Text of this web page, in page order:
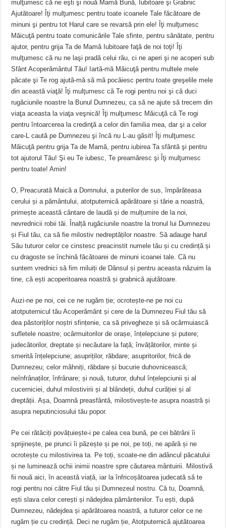
mulţumesc că ne eşti şi nouă Mamă Bună, Iubitoare şi Grabnic
Ajutătoare! Îţi mulţumesc pentru toate icoanele Tale făcătoare de
minuni şi pentru tot Harul care se revarsă prin ele! Îţi mulţumesc
Măicuţă pentru toate comunicările Tale sfinte, pentru sănătate, pentru
ajutor, pentru grija Ta de Mamă Iubitoare faţă de noi toţi! Îţi
mulţumesc că nu ne laşi pradă celui rău, ci ne aperi şi ne acoperi sub
Sfânt Acoperământul Tău! Iartă-mă Măicuţă pentru multele mele
păcate şi Te rog ajută-mă să mă pocăiesc pentru toate greşelile mele
din această viaţă! Îţi mulţumesc că Te rogi pentru noi şi că duci
rugăciunile noastre la Bunul Dumnezeu, ca să ne ajute să trecem din
viaţa aceasta la viaţa veşnică! Îţi mulţumesc Măicuţă că Te rogi
pentru întoarcerea la credinţă a celor din familia mea, dar şi a celor
care-L caută pe Dumnezeu şi încă nu L-au găsit! Îţi mulţumesc
Măicuţă pentru grija Ta de Mamă, pentru iubirea Ta sfântă şi pentru
tot ajutorul Tău! Şi eu Te iubesc, Te preamăresc şi Îţi mulţumesc
pentru toate! Amin!
O, Preacurată Maică a Domnului, a puterilor de sus, împărăteasa
cerului și a pământului, atotputernică apărătoare și tărie a noastră,
primește această cântare de laudă și de mulțumire de la noi,
nevrednicii robii tăi. Înalță rugăciunile noastre la tronul lui Dumnezeu
și Fiul tău, ca să fie milostiv nedreptăților noastre. Să adauge harul
Său tuturor celor ce cinstesc preacinstit numele tău și cu credință și
cu dragoste se închină făcătoarei de minuni icoanei tale. Că nu
suntem vrednici să fim miluiți de Dânsul și pentru aceasta năzuim la
tine, că ești acoperitoarea noastră și grabnică ajutătoare.
Auzi-ne pe noi, cei ce ne rugăm ție; ocrotește-ne pe noi cu
atotputernicul tău Acoperământ și cere de la Dumnezeu Fiul tău să
dea păstoriților noștri sfințenie, ca să privegheze și să ocârmuiască
sufletele noastre; ocârmuitorilor de orașe, înțelepciune și putere;
judecătorilor, dreptate și necăutare la față; învățătorilor, minte și
smerită înțelepciune; asupriților, răbdare; asupritorilor, frică de
Dumnezeu; celor mâhniți, răbdare și bucurie duhovnicească;
neînfrânaților, înfrânare; și nouă, tuturor, duhul înțelepciunii și al
cucerniciei, duhul milostivirii și al blândeții, duhul curăției și al
dreptății. Așa, Doamnă preasfântă, milostivește-te asupra noastră și
asupra neputinciosului tău popor.
Pe cei rătăciți povățuiește-i pe calea cea bună, pe cei bătrâni îi
sprijinește, pe prunci îi păzește și pe noi, pe toți, ne apără și ne
ocrotește cu milostivirea ta. Pe toți, scoate-ne din adâncul păcatului
și ne luminează ochii inimii noastre spre căutarea mântuirii. Milostivă
fii nouă aici, în această viață, iar la înfricoșătoarea judecată să te
rogi pentru noi către Fiul tău și Dumnezeul nostru. Că tu, Doamnă,
ești slava celor cerești și nădejdea pământenilor. Tu ești, după
Dumnezeu, nădejdea și apărătoarea noastră, a tuturor celor ce ne
rugăm ție cu credință. Deci ne rugăm ție, Atotputernică ajutătoarea